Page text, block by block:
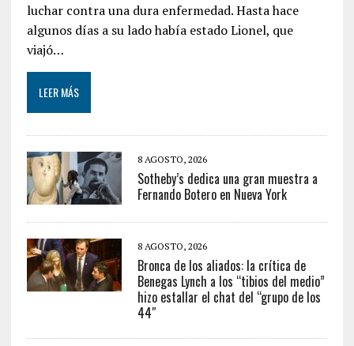
luchar contra una dura enfermedad. Hasta hace
algunos días a su lado había estado Lionel, que
viajó…
LEER MÁS
8 AGOSTO, 2026
Sotheby’s dedica una gran muestra a
Fernando Botero en Nueva York
8 AGOSTO, 2026
Bronca de los aliados: la crítica de
Benegas Lynch a los “tibios del medio”
hizo estallar el chat del “grupo de los
44″